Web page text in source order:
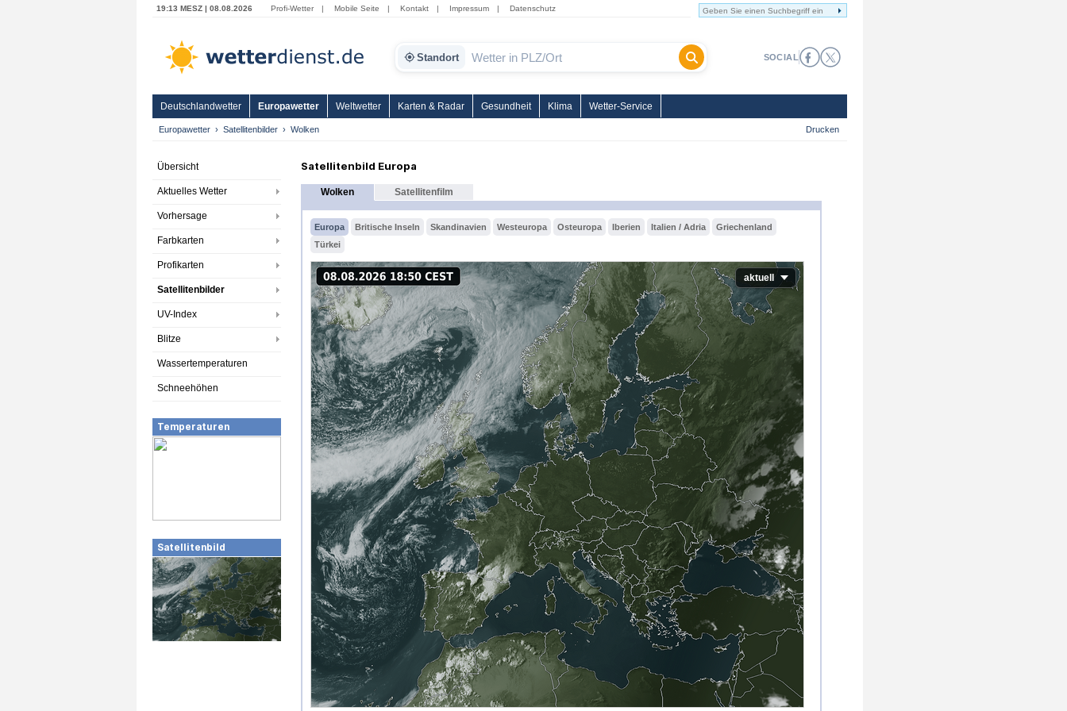
19:13 MESZ | 08.08.2026 Profi-Wetter | Mobile Seite | Kontakt | Impressum | Datenschutz
Standort SOCIAL
Deutschlandwetter Europawetter Weltwetter Karten & Radar Gesundheit Klima Wetter-Service
Europawetter Satellitenbilder Wolken Drucken
Übersicht
Aktuelles Wetter
Vorhersage
Farbkarten
Profikarten
Satellitenbilder
UV-Index
Blitze
Wassertemperaturen
Schneehöhen
Temperaturen
Satellitenbild
Satellitenbild Europa
Wolken Satellitenfilm
Europa Britische Inseln Skandinavien Westeuropa Osteuropa Iberien Italien / Adria
Griechenland
Türkei